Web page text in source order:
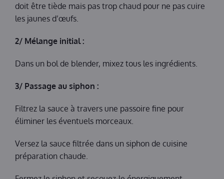
doit être tiède mais pas trop chaud pour ne pas cuire
les jaunes d’œufs.
2/ Mélange initial :
Dans un bol de blender, mixez tous les ingrédients.
3/ Passage au siphon :
Filtrez la sauce à travers une passoire fine pour
éliminer les éventuels morceaux.
Versez la sauce filtrée dans un siphon de cuisine
préparation chaude.